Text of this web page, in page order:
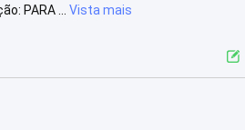
PARA ...
Vista mais